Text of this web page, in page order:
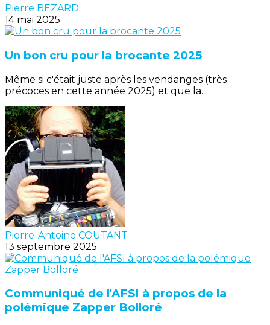
Pierre BEZARD
14 mai 2025
Un bon cru pour la brocante 2025
Même si c'était juste après les vendanges (très
précoces en cette année 2025) et que la...
Pierre-Antoine COUTANT
13 septembre 2025
Communiqué de l'AFSI à propos de la
polémique Zapper Bolloré